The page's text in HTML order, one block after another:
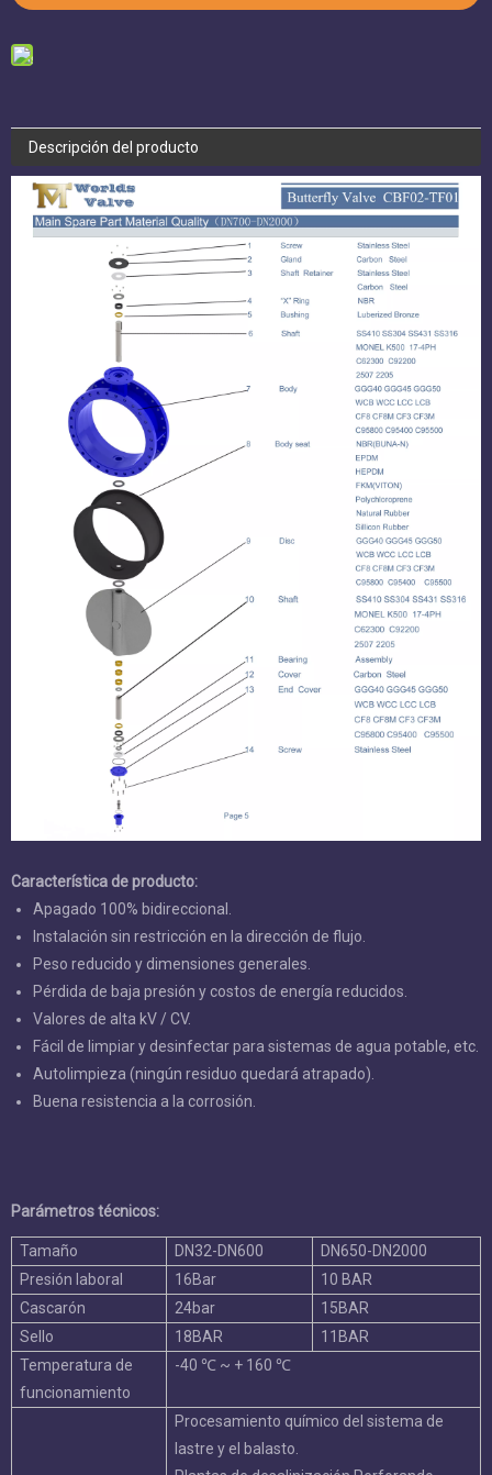
Descripción del producto
Característica de producto:
Apagado 100% bidireccional.
Instalación sin restricción en la dirección de flujo.
Peso reducido y dimensiones generales.
Pérdida de baja presión y costos de energía reducidos.
Valores de alta kV / CV.
Fácil de limpiar y desinfectar para sistemas de agua potable, etc.
Autolimpieza (ningún residuo quedará atrapado).
Buena resistencia a la corrosión.
Parámetros técnicos:
Tamaño DN32-DN600
DN650-DN2000
Presión laboral
16Bar
10 BAR
Cascarón
24bar
15BAR
Sello
18BAR
11BAR
Temperatura de
funcionamiento
-40 ℃ ~ + 160 ℃
Procesamiento químico del sistema de
lastre y el balasto.